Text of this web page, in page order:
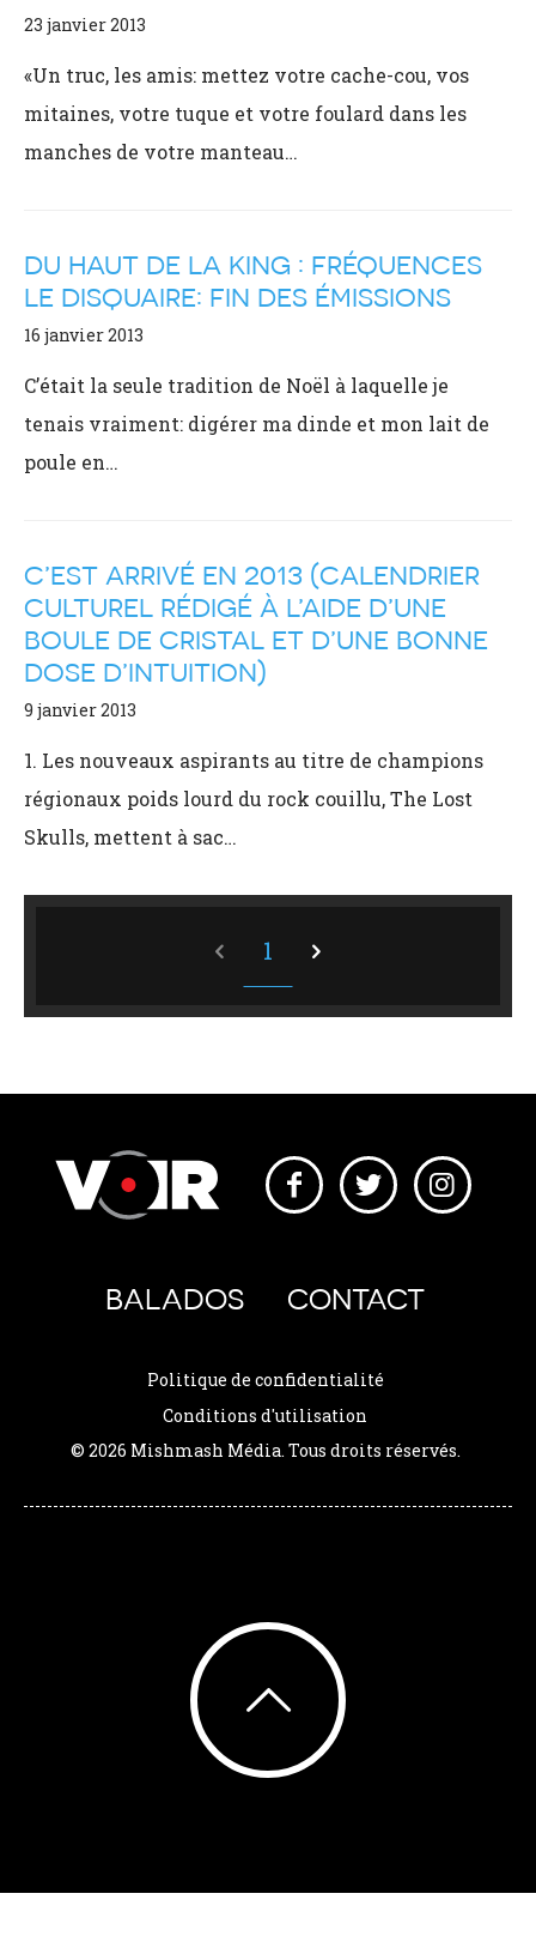
23 janvier 2013
«Un truc, les amis: mettez votre cache-cou, vos
mitaines, votre tuque et votre foulard dans les
manches de votre manteau…
DU HAUT DE LA KING : FRÉQUENCES
LE DISQUAIRE: FIN DES ÉMISSIONS
16 janvier 2013
C’était la seule tradition de Noël à laquelle je
tenais vraiment: digérer ma dinde et mon lait de
poule en…
C’EST ARRIVÉ EN 2013 (CALENDRIER
CULTUREL RÉDIGÉ À L’AIDE D’UNE
BOULE DE CRISTAL ET D’UNE BONNE
DOSE D’INTUITION)
9 janvier 2013
1. Les nouveaux aspirants au titre de champions
régionaux poids lourd du rock couillu, The Lost
Skulls, mettent à sac…
1
BALADOS CONTACT
Politique de confidentialité
Conditions d'utilisation
© 2026 Mishmash Média. Tous droits réservés.